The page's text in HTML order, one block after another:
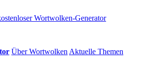
Über Wortwolken Aktuelle Themen